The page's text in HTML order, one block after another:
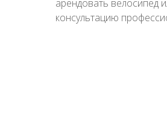
арендовать велосипед
консультацию